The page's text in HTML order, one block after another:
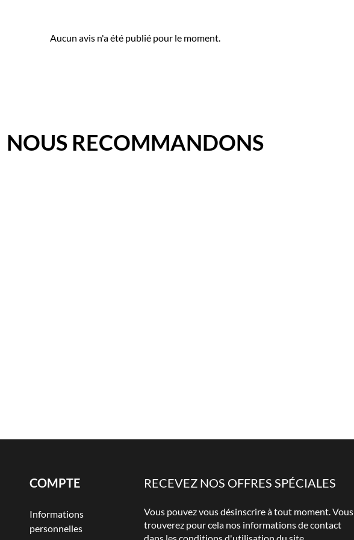
Aucun avis n'a été publié pour le moment.
NOUS RECOMMANDONS
COMPTE
Informations
personnelles
RECEVEZ NOS OFFRES SPÉCIALES
Vous pouvez vous désinscrire à tout moment. Vous
trouverez pour cela nos informations de contact